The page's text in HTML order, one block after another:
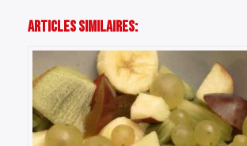
Articles Similaires: